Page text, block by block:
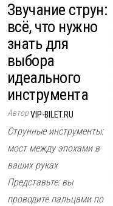
Звучание струн:
всё, что нужно
знать для
выбора
идеального
инструмента
АвторVIP-BILET.RU
Струнные инструменты:
мост между эпохами в
ваших руках
Представьте: вы
проводите пальцами по